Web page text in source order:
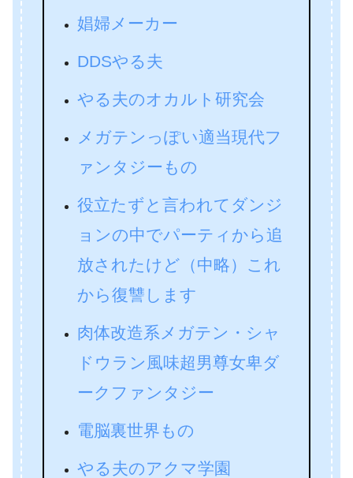
娼婦メーカー
DDSやる夫
やる夫のオカルト研究会
メガテンっぽい適当現代フ
ァンタジーもの
役立たずと言われてダンジ
ョンの中でパーティから追
放されたけど（中略）これ
から復讐します
肉体改造系メガテン・シャ
ドウラン風味超男尊女卑ダ
ークファンタジー
電脳裏世界もの
やる夫のアクマ学園